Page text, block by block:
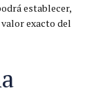
establecer,
exacto del